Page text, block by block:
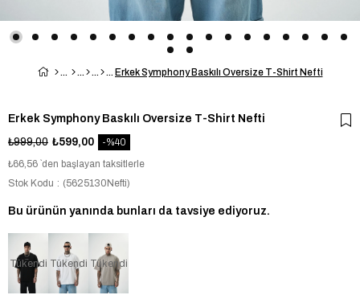
Erkek Symphony Baskılı Oversize T-Shirt Nefti
Erkek Symphony Baskılı Oversize T-Shirt Nefti
₺999,00 ₺599,00
40
₺66,56 `den başlayan taksitlerle
Stok Kodu
(5625130Nefti)
Bu ürünün yanında bunları da tavsiye ediyoruz.
Tükendi Tükendi Tükendi